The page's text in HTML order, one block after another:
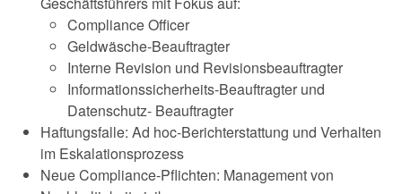
Compliance Officer
Geldwäsche-Beauftragter
Interne Revision und Revisionsbeauftragter
Informationssicherheits-Beauftragter und
Datenschutz- Beauftragter
Haftungsfalle: Ad hoc-Berichterstattung und Verhalten
im Eskalationsprozess
Neue Compliance-Pflichten: Management von